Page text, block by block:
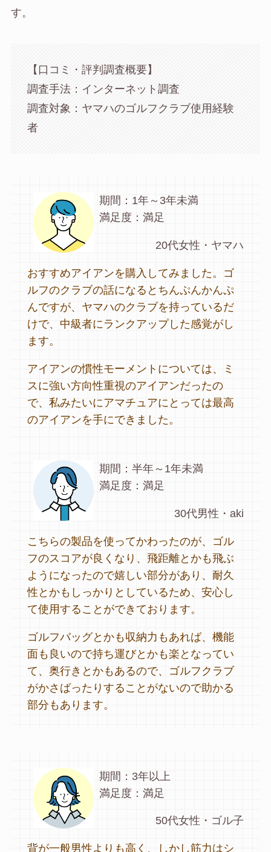
す。
【口コミ・評判調査概要】
調査手法：インターネット調査
調査対象：ヤマハのゴルフクラブ使用経験
者
期間：1年～3年未満
満足度：満足
20代女性・ヤマハ
おすすめアイアンを購入してみました。ゴ
ルフのクラブの話になるとちんぷんかんぷ
んですが、ヤマハのクラブを持っているだ
けで、中級者にランクアップした感覚がし
ます。
アイアンの慣性モーメントについては、ミ
スに強い方向性重視のアイアンだったの
で、私みたいにアマチュアにとっては最高
のアイアンを手にできました。
期間：半年～1年未満
満足度：満足
30代男性・aki
こちらの製品を使ってかわったのが、ゴル
フのスコアが良くなり、飛距離とかも飛ぶ
ようになったので嬉しい部分があり、耐久
性とかもしっかりとしているため、安心し
て使用することができております。
ゴルフバッグとかも収納力もあれば、機能
面も良いので持ち運びとかも楽となってい
て、奥行きとかもあるので、ゴルフクラブ
がかさばったりすることがないので助かる
部分もあります。
期間：3年以上
満足度：満足
50代女性・ゴル子
背が一般男性よりも高く、しかし筋力はシ